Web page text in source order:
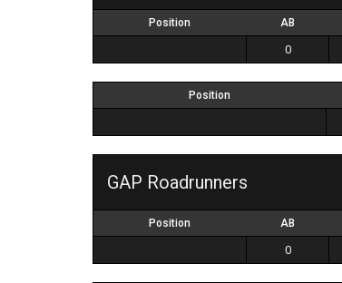
Position AB
0
Position
GAP Roadrunners
Position AB
0